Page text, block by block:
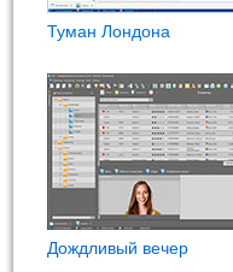
Туман Лондона
Дождливый вечер